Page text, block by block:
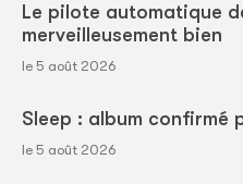
Le pilote automatique
merveilleusement bien
le 5 août 2026
Sleep : album confirmé
le 5 août 2026